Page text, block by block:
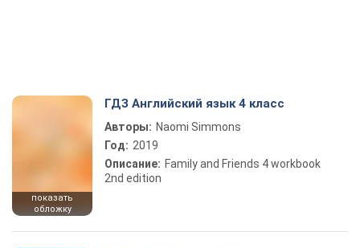
показать
обложку
ГДЗ Английский язык 4 класс
Авторы: Naomi Simmons
Год: 2019
Описание: Family and Friends 4 workbook
2nd edition